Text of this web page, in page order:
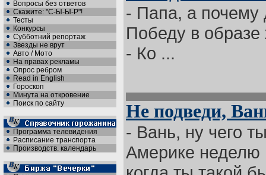
Вопросы без ответов
Скажите: "С-Ы-Ы-Р"!
Тесты
Конкурсы
Субботний репортаж
Звезды не врут
Авто / Мото
На правах рекламы
Опрос ребром
Read in English
Гороскоп
Минута на откровение
Поиск по сайту
Программа телевидения
Расписание транспорта
Производств. календарь
- Папа, а почему
Победу в
- Ко ...
Не подведи,
- Вань, ну чего
Америке неделю